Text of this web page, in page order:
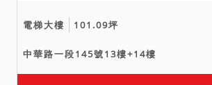
電梯大樓 101.09坪
中華路一段145號13樓+14樓